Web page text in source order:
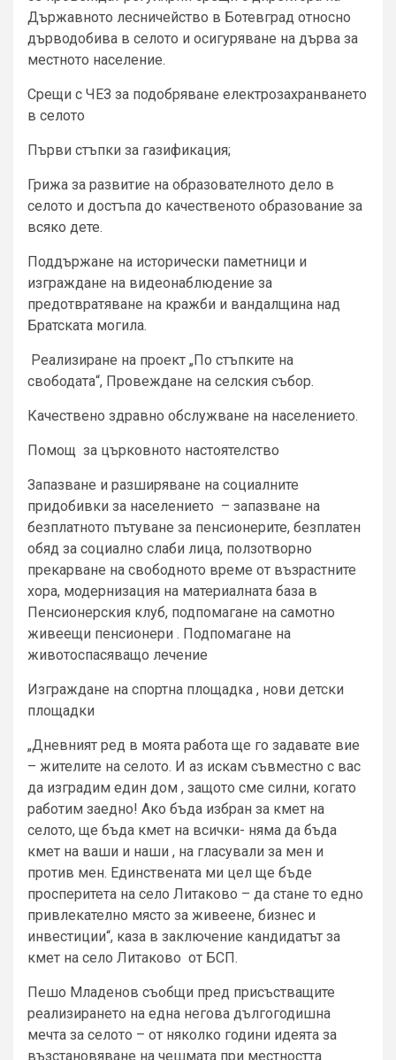
Държавното лесничейство в Ботевград относно
дърводобива в селото и осигуряване на дърва за
местното население.
Срещи с ЧЕЗ за подобряване електрозахранването
в селото
Първи стъпки за газификация;
Грижа за развитие на образователното дело в
селото и достъпа до качественото образование за
всяко дете.
Поддържане на исторически паметници и
изграждане на видеонаблюдение за
предотвратяване на кражби и вандалщина над
Братската могила.
Реализиране на проект „По стъпките на
свободата“, Провеждане на селския събор.
Качествено здравно обслужване на населението.
Помощ за църковното настоятелство
Запазване и разширяване на социалните
придобивки за населението – запазване на
безплатното пътуване за пенсионерите, безплатен
обяд за социално слаби лица, ползотворно
прекарване на свободното време от възрастните
хора, модернизация на материалната база в
Пенсионерския клуб, подпомагане на самотно
живеещи пенсионери . Подпомагане на
животоспасяващо лечение
Изграждане на спортна площадка , нови детски
площадки
„Дневният ред в моята работа ще го задавате вие
– жителите на селото. И аз искам съвместно с вас
да изградим един дом , защото сме силни, когато
работим заедно! Ако бъда избран за кмет на
селото, ще бъда кмет на всички- няма да бъда
кмет на ваши и наши , на гласували за мен и
против мен. Единствената ми цел ще бъде
просперитета на село Литаково – да стане то едно
привлекателно място за живеене, бизнес и
инвестиции“, каза в заключение кандидатът за
кмет на село Литаково от БСП.
Пешо Младенов съобщи пред присъстващите
реализирането на една негова дългогодишна
мечта за селото – от няколко години идеята за
възстановяване на чешмата при местността